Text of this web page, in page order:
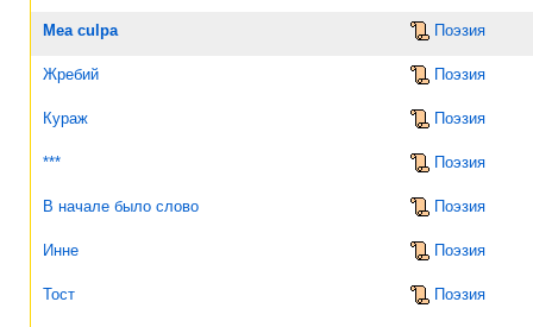
Mea culpa Поэзия
Жребий Поэзия
Кураж Поэзия
*** Поэзия
В начале было слово Поэзия
Инне Поэзия
Тост Поэзия